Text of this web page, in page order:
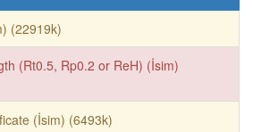
(22919k)
(Rt0.5, Rp0.2 or ReH) (İsim)
(İsim) (6493k)